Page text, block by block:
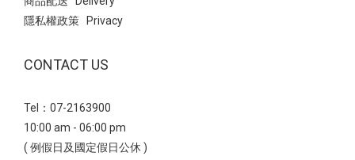
隱私權政策 Privacy
CONTACT US
Tel：07-2163900
10:00 am - 06:00 pm
( 例假日及國定假日公休 )